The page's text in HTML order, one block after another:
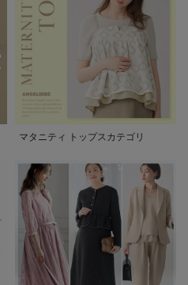
マタニティ トップスカテゴリ